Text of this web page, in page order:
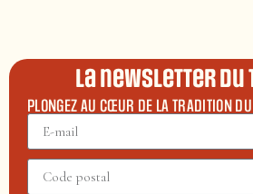
La newsletter
PLONGEZ AU CŒUR DE LA TRADITION